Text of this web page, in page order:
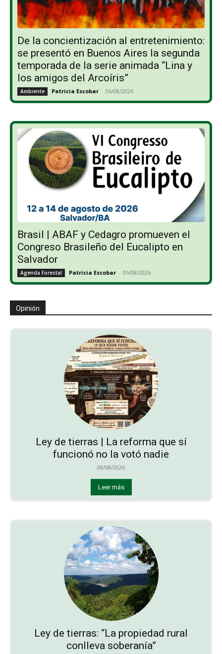
De la concientización al entretenimiento:
se presentó en Buenos Aires la segunda
temporada de la serie animada “Lina y
los amigos del Arcoíris”
Ambiente Patricia Escobar - 06/08/2026
Brasil | ABAF y Cedagro promueven el
Congreso Brasileño del Eucalipto en
Salvador
Agenda Forestal Patricia Escobar - 05/08/2026
Opinión
Ley de tierras | La reforma que sí
funcionó no la votó nadie
08/08/2026
Leer más
Ley de tierras: “La propiedad rural
conlleva soberanía”